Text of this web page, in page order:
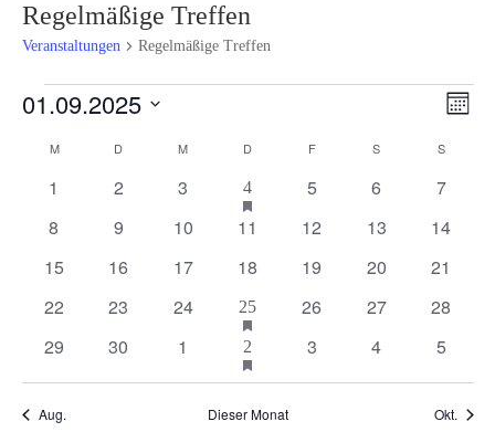
Regelmäßige Treffen
Veranstaltungen Regelmäßige Treffen
Veranstaltungen Monat
01.09.2025
wählen.
Kalender
von
MMONTAG D DIENSTAGM MITTWOCH
DDONNERSTAG
FFREITAG S SAMSTAGS
0
1
0
2
0
Veranstaltungen
3
1
Veranstaltung
4hat
Veranstaltungen
vorgestellt
0
5
0
6
0
7
0
8
0
9
0
10
0
11
0
12
0
13
0
14
0
15
0
16
0
17
0
18
0
19
0
20
0
21
0
22
0
23
0
Veranstaltungen
24
1
Veranstaltung
25
hat
Veranstaltungen
vorgestellt
0
26
0
27
0
28
0
29
0
30
0
Veranstaltungen
1
1
Veranstaltung
2hat
Veranstaltungen
vorgestellt
0
3
0
4
0
5
Aug. Dieser Monat Okt.